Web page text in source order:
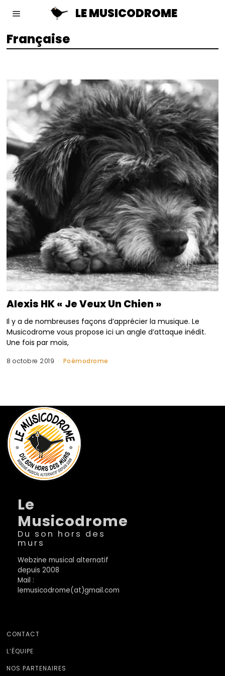
LE MUSICODROME
Française
Alexis HK « Je Veux Un Chien »
Il y a de nombreuses façons d’apprécier la musique. Le
Musicodrome vous propose ici un angle d’attaque inédit.
Une fois par mois,
8 octobre 2019 Poèmodrome
Le
Musicodrome
Du son hors des
murs
Webzine musical alternatif
depuis 2008
Mail :
lemusicodrome(at)gmail.com
CONTACT
L’ÉQUIPE
NOS PARTENAIRES